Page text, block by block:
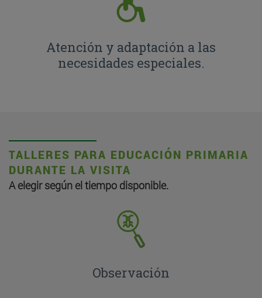
Atención y adaptación a las
necesidades especiales.
TALLERES PARA EDUCACIÓN PRIMARIA
DURANTE LA VISITA
A elegir según el tiempo disponible.
Observación